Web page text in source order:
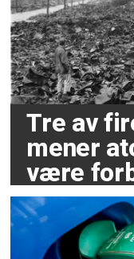
Tre av
mener
være